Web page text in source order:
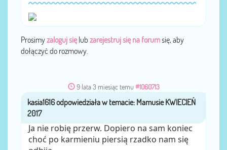
Prosimyzaloguj sięlub zarejestruj się na forumsię, aby
dołączyć do rozmowy.
9 lata 3 miesiąc temu #1060713
przezkasia1616
Ja nie robię przerw. Dopiero na sam koniec
choć po karmieniu piersią rzadko nam się